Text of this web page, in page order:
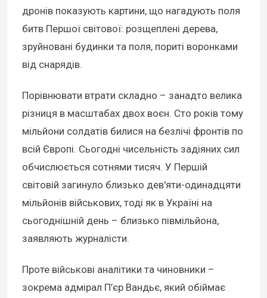
дронів показують картини, що нагадують поля
битв Першої світової: розщеплені дерева,
зруйновані будинки та поля, пориті воронками
від снарядів.
Порівнювати втрати складно – занадто велика
різниця в масштабах двох воєн. Сто років тому
мільйони солдатів билися на безлічі фронтів по
всій Європі. Сьогодні чисельність задіяних сил
обчислюється сотнями тисяч. У Першій
світовій загинуло близько дев'яти-одинадцяти
мільйонів військових, тоді як в Україні на
сьогоднішній день – близько півмільйона,
заявляють журналісти.
Проте військові аналітики та чиновники –
зокрема адмірал П’єр Вандьє, який обіймає